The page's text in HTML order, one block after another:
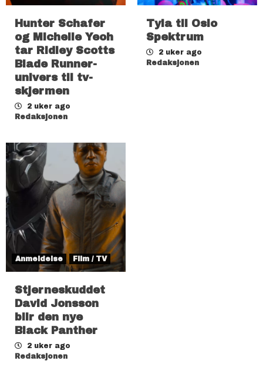
Hunter Schafer
og Michelle Yeoh
tar Ridley Scotts
Blade Runner-
univers til tv-
skjermen
2 uker ago
Redaksjonen
Tyla til Oslo
Spektrum
2 uker ago
Redaksjonen
Anmeldelse Film / TV
Stjerneskuddet
David Jonsson
blir den nye
Black Panther
2 uker ago
Redaksjonen